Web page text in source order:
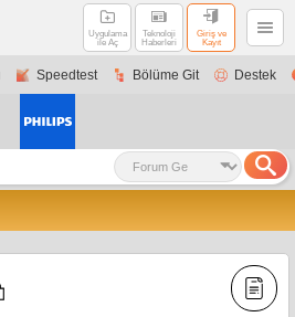
Uygulama
ile Aç
Teknoloji
Haberleri
Giriş ve
Kayıt
Speedtest Bölüme Git Destek